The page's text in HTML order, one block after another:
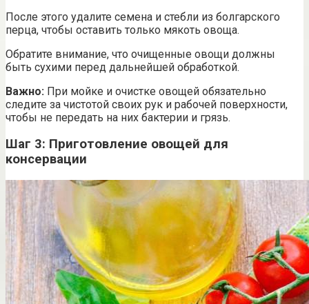
После этого удалите семена и стебли из болгарского
перца, чтобы оставить только мякоть овоща.
Обратите внимание, что очищенные овощи должны
быть сухими перед дальнейшей обработкой.
Важно: При мойке и очистке овощей обязательно
следите за чистотой своих рук и рабочей поверхности,
чтобы не передать на них бактерии и грязь.
Шаг 3: Приготовление овощей для
консервации